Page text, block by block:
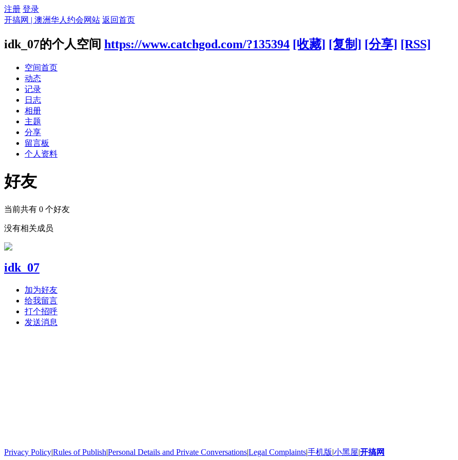
注册 登录
开搞网 | 澳洲华人约会网站 返回首页
idk_07的个人空间 https://www.catchgod.com/?135394 [收藏] [复制] [分享] [RSS]
空间首页
动态
记录
日志
相册
主题
分享
留言板
个人资料
好友
当前共有 0 个好友
没有相关成员
idk_07
加为好友
给我留言
打个招呼
发送消息
Privacy Policy|Rules of Publish|Personal Details and Private Conversations|Legal Complaints|手机版|小黑屋|开搞网